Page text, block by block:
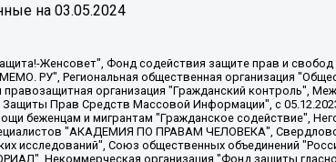
на 03.05.2024
профессиональный союз работников здравоохранения "Альянс врачей", Юридическое лицо, зарегистрированное в Латвийской Республике, SIA "Medusa Project" (регистрационный номер 40103797863, дата регистрации 10.06.2014), Некоммерческая организация "Фонд по борьбе с коррупцией", Автономная некоммерческая организация "Институт права и публичной политики", Баданин Роман Сергеевич, Гликин Максим Александрович, Железнова Мария Михайловна, Лукьянова Юлия Сергеевна, Маетная Елизавета Витальевна, Маняхин Петр Борисович, Чуракова Ольга Владимировна, Ярош Юлия Петровна, Юридическое лицо "The Insider SIA", зарегистрированное в Риге, Латвийская Республика (дата регистрации 26.06.2015), являющееся администратором доменного имени интернет-издания "The Insider SIA", https://theins.ru, Постернак Алексей Евгеньевич, Рубин Михаил Аркадьевич, Анин Роман Александрович, Юридическое лицо Istories fonds, зарегистрированное в Латвийской Республике (регистрационный номер 50008295751, дата регистрации 24.02.2020), Великовский Дмитрий Александрович, Долинина Ирина Николаевна, Мароховская Алеся Алексеевна, Шлейнов Роман Юрьевич, Шмагун Олеся Валентиновна, Общество с ограниченной ответственностью "Альтаир 2021", Общество с ограниченной ответственностью "Вега 2021", Общество с ограниченной ответственностью "Главный редактор 2021", Общество с ограниченной ответственностью "Ромашки монолит", Важенков Артем Валерьевич, Ивановская областная общественная организация "Центр гендерных исследований", Гурман Юрий Альбертович, Медиапроект "ОВД-Инфо", Егоров Владимир Владимирович, Жилинский Владимир Александрович, Общество с ограниченной ответственностью "ЗП", Иванова София Юрьевна, Карезина Инна Павловна, Кильтау Екатерина Викторовна, Петров Алексей Викторович, Пискунов Сергей Евгеньевич, Смирнов Сергей Сергеевич, Тихонов Михаил Сергеевич, Общество с ограниченной ответственностью "ЖУРНАЛИСТ-ИНОСТРАННЫЙ АГЕНТ", Арапова Галина Юрьевна, Вольтская Татьяна Анатольевна, Американская компания "Mason G.E.S. Anonymous Foundation" (США), являющаяся владельцем интернет-издания https://mnews.world/, Компания "Stichting Bellingcat", зарегистрированная в Нидерландах (дата регистрации 11.07.2018), Захаров Андрей Вячеславович, Клепиковская Екатерина Дмитриевна, Общество с ограниченной ответственностью "МЕМО", Перл Роман Александрович, Симонов Евгений Алексеевич, Соловьева Елена Анатольевна, Сотников Даниил Владимирович, Сурначева Елизавета Дмитриевна, Автономная некоммерческая организация по защите прав человека и информированию населения "Якутия – Наше Мнение", Общество с ограниченной ответственностью "Москоу диджитал медиа", с 26.01.2023 Общество с ограниченной ответственностью "Чайка Белые сады", Ветошкина Валерия Валерьевна, Заговора Максим Александрович, Межрегиональное общественное движение "Российская ЛГБТ - сеть", Оленичев Максим Владимирович, Павлов Иван